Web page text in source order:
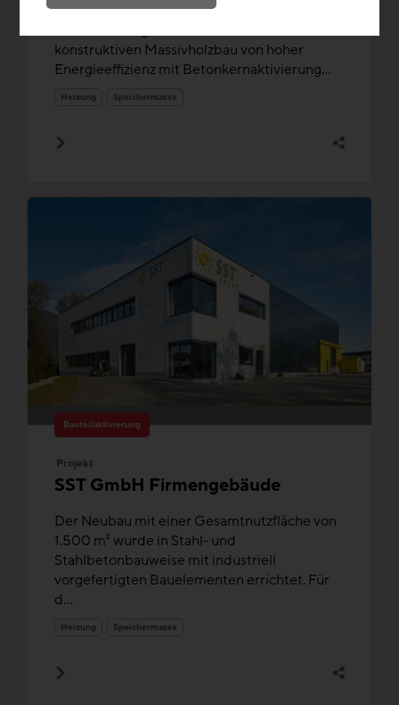
Für die Landesgeschäftsstelle des
konstruktiven Massivholzbau von hoher
Energieeffizienz mit Betonkernaktivierung...
Heizung Speichermasse
Bauteilaktivierung
Projekt
SST GmbH Firmengebäude
Der Neubau mit einer Gesamtnutzfläche von
1.500 m² wurde in Stahl- und
Stahlbetonbauweise mit industriell
vorgefertigten Bauelementen errichtet. Für
d...
Heizung Speichermasse